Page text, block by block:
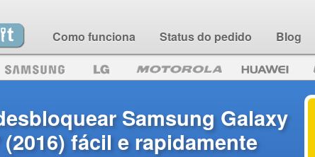
Como funciona Status do pedido Blog
Samsung Galaxy
(2016) fácil e rapidamente